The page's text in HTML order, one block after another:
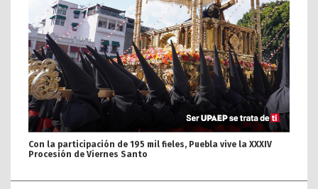
Con la participación de 195 mil fieles, Puebla vive la XXXIV
Procesión de Viernes Santo